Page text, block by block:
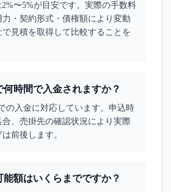
〜5%が目安です。実際の手数料
・契約形式・債権額により変動
見積を取得して比較することを
時間で入金されますか？
の入金に対応しています。申込時
、売掛先の確認状況により実際
前後します。
額はいくらまでですか？